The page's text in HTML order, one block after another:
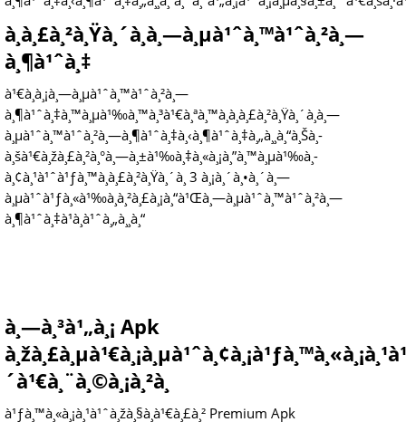
à¸à¸£à¸²à¸Ÿà¸´à¸à¸—à¸µà¹ˆà¸™à¹ˆà¸²à¸—
à¸¶à¹ˆà¸‡
à¹€à¸à¸¡à¸—à¸µà¹ˆà¸™à¹ˆà¸²à¸—
à¸¶à¹ˆà¸‡à¸™à¸µà¹‰à¸™à¸³à¹€à¸ªà¸™à¸­à¸à¸£à¸²à¸Ÿà¸´à¸à¸—
à¸µà¹ˆà¸™à¹ˆà¸²à¸—à¸¶à¹ˆà¸‡à¸‹à¸¶à¹ˆà¸‡à¸„à¸¸à¸“à¸Šà¸­
à¸šà¹€à¸žà¸£à¸²à¸°à¸—à¸±à¹‰à¸‡à¸«à¸¡à¸”à¸™à¸µà¹‰à¸­
à¸¢à¸¹à¹ˆà¹ƒà¸™à¸à¸£à¸²à¸Ÿà¸´à¸ 3 à¸¡à¸´à¸•à¸´à¸—
à¸µà¹ˆà¹ƒà¸«à¹‰à¸­à¸²à¸£à¸¡à¸“à¹Œà¸—à¸µà¹ˆà¸™à¹ˆà¸²à¸—
à¸¶à¹ˆà¸‡à¹à¸à¹ˆà¸„à¸¸à¸“
à¸—à¸³à¹„à¸¡ Apk
´à¹€à¸¨à¸©à¸¡à¸²à¸
à¹ƒà¸™à¸«à¸¡à¸¹à¹ˆà¸žà¸§à¸à¹€à¸£à¸² Premium Apk